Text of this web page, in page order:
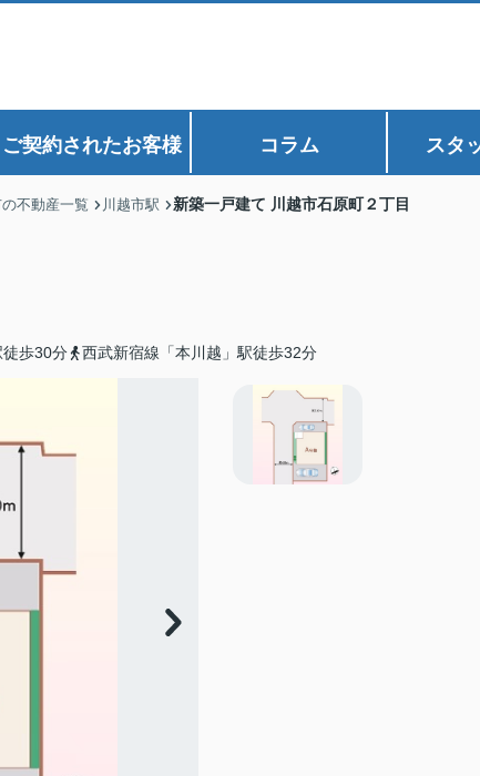
ご契約されたお客様 コラム スタ
の不動産一覧 川越市駅 新築一戸建て 川越市石原町２丁目
徒歩30分 西武新宿線「本川越」駅徒歩32分